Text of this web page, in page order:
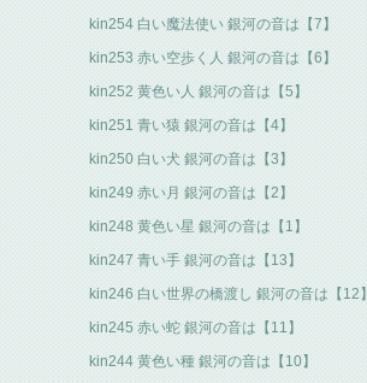
kin254 白い魔法使い 銀河の音は【7】
kin253 赤い空歩く人 銀河の音は【6】
kin252 黄色い人 銀河の音は【5】
kin251 青い猿 銀河の音は【4】
kin250 白い犬 銀河の音は【3】
kin249 赤い月 銀河の音は【2】
kin248 黄色い星 銀河の音は【1】
kin247 青い手 銀河の音は【13】
kin246 白い世界の橋渡し 銀河の音は【12】
kin245 赤い蛇 銀河の音は【11】
kin244 黄色い種 銀河の音は【10】